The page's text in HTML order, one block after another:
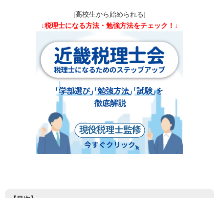
[高校生から始められる]
↓税理士になる方法・勉強方法をチェック！↓